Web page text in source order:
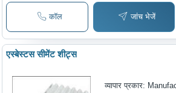
कॉल जांच भेजें
एस्बेस्टस सीमेंट शीट्स
व्यापार प्रकार: